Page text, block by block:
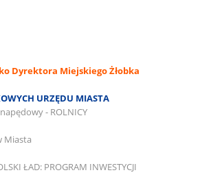
Dyrektora Miejskiego Żłobka
URZĘDU MIASTA
- ROLNICY
Miasta
ŁAD: PROGRAM INWESTYCJI